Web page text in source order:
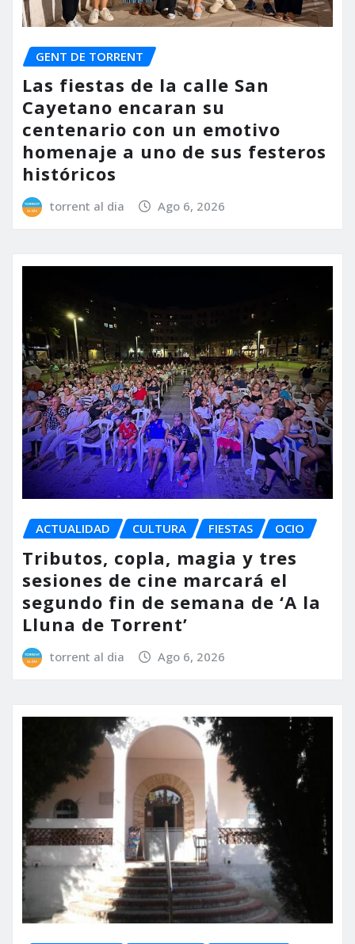
GENT DE TORRENT
Las fiestas de la calle San
Cayetano encaran su
centenario con un emotivo
homenaje a uno de sus festeros
históricos
torrent al dia Ago 6, 2026
ACTUALIDAD CULTURA FIESTAS OCIO
Tributos, copla, magia y tres
sesiones de cine marcará el
segundo fin de semana de ‘A la
Lluna de Torrent’
torrent al dia Ago 6, 2026